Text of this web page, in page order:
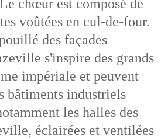
chœur est composé de
voûtées en cul-de-four.
des façades
s'inspire des grands
impériale et peuvent
bâtiments industriels
les halles des
éclairées et ventilées